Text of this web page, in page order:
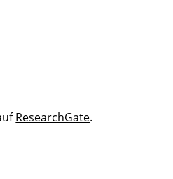
ResearchGate.